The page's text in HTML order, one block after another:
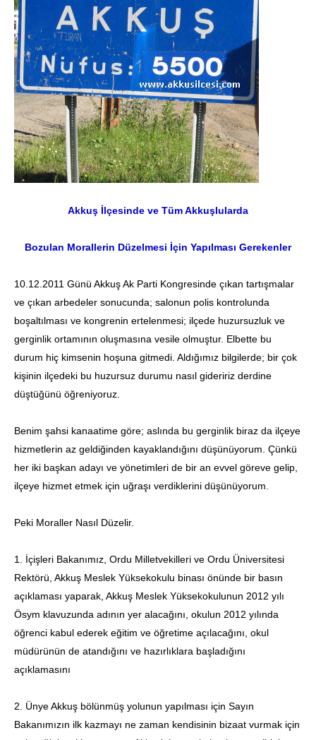
Akkuş İlçesinde ve Tüm Akkuşlularda
Bozulan Morallerin Düzelmesi İçin Yapılması Gerekenler
10.12.2011 Günü Akkuş Ak Parti Kongresinde çıkan tartışmalar
ve çıkan arbedeler sonucunda; salonun polis kontrolunda
boşaltılması ve kongrenin ertelenmesi; ilçede huzursuzluk ve
gerginlik ortamının oluşmasına vesile olmuştur. Elbette bu
durum hiç kimsenin hoşuna gitmedi. Aldığımız bilgilerde; bir çok
kişinin ilçedeki bu huzursuz durumu nasıl gideririz derdine
düştüğünü öğreniyoruz.
Benim şahsi kanaatime göre; aslında bu gerginlik biraz da ilçeye
hizmetlerin az geldiğinden kayaklandığını düşünüyorum. Çünkü
her iki başkan adayı ve yönetimleri de bir an evvel göreve gelip,
ilçeye hizmet etmek için uğraşı verdiklerini düşünüyorum.
Peki Moraller Nasıl Düzelir.
1. İçişleri Bakanımız, Ordu Milletvekilleri ve Ordu Üniversitesi
Rektörü, Akkuş Meslek Yüksekokulu binası önünde bir basın
açıklaması yaparak, Akkuş Meslek Yüksekokulunun 2012 yılı
Ösym klavuzunda adının yer alacağını, okulun 2012 yılında
öğrenci kabul ederek eğitim ve öğretime açılacağını, okul
müdürünün de atandığını ve hazırlıklara başladığını
açıklamasını
2. Ünye Akkuş bölünmüş yolunun yapılması için Sayın
Bakanımızın ilk kazmayı ne zaman kendisinin bizaat vurmak için